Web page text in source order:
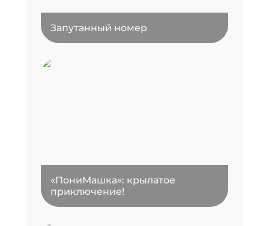
Запутанный номер
«ПониМашка»: крылатое
приключение!